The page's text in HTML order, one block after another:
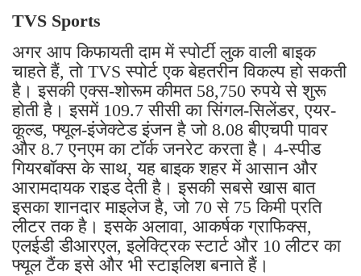
TVS Sports
अगर आप किफायती दाम में स्पोर्टी लुक वाली बाइक
चाहते हैं, तो TVS स्पोर्ट एक बेहतरीन विकल्प हो सकती
है। इसकी एक्स-शोरूम कीमत 58,750 रुपये से शुरू
होती है। इसमें 109.7 सीसी का सिंगल-सिलेंडर, एयर-
कूल्ड, फ्यूल-इंजेक्टेड इंजन है जो 8.08 बीएचपी पावर
और 8.7 एनएम का टॉर्क जनरेट करता है। 4-स्पीड
गियरबॉक्स के साथ, यह बाइक शहर में आसान और
आरामदायक राइड देती है। इसकी सबसे खास बात
इसका शानदार माइलेज है, जो 70 से 75 किमी प्रति
लीटर तक है। इसके अलावा, आकर्षक ग्राफिक्स,
एलईडी डीआरएल, इलेक्ट्रिक स्टार्ट और 10 लीटर का
फ्यूल टैंक इसे और भी स्टाइलिश बनाते हैं।